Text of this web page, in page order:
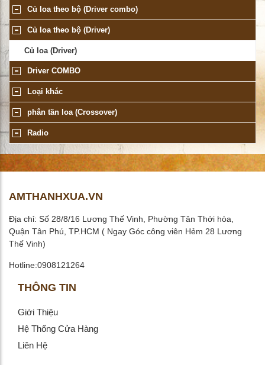
Củ loa theo bộ (Driver combo)
Củ loa theo bộ (Driver)
Củ loa (Driver)
Driver COMBO
Loại khác
phân tần loa (Crossover)
Radio
AMTHANHXUA.VN
Địa chỉ: Số 28/8/16 Lương Thế Vinh, Phường Tân Thới hòa,
Quận Tân Phú, TP.HCM ( Ngay Góc công viên Hẻm 28 Lương
Thế Vinh)
Hotline:0908121264
THÔNG TIN
Giới Thiệu
Hệ Thống Cửa Hàng
Liên Hệ